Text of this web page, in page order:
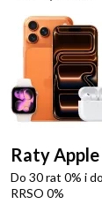
Raty Apple
Do 30 rat 0% i
RRSO 0%